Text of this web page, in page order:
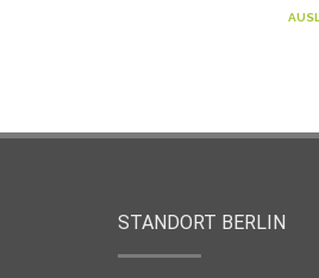
STANDORT BERLIN